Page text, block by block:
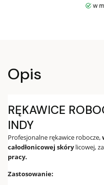
w
Opis
RĘKAWICE
INDY
Profesjonalne rękawice robocze,
całodłonicowej skóry licowej,
pracy.
Zastosowanie: